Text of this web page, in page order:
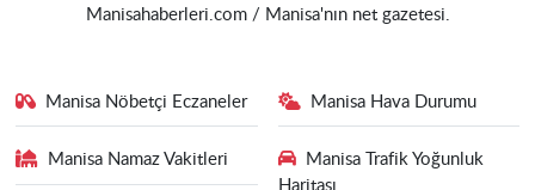
Manisahaberleri.com / Manisa'nın net gazetesi.
Manisa Nöbetçi Eczaneler Manisa Hava Durumu
Manisa Namaz Vakitleri
Manisa Trafik Yoğunluk
Haritası